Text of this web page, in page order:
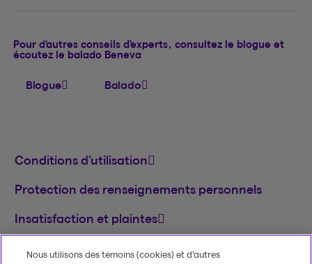
Pour d’autres conseils d’experts, consultez le blogue et
écoutez le balado Beneva
Blogue Balado
Conditions d’utilisation
Protection des renseignements personnels
Insatisfaction et plaintes
Nous utilisons des témoins (cookies) et d’autres